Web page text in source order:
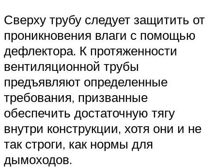
Сверху трубу следует защитить от
проникновения влаги с помощью
дефлектора. К протяженности
вентиляционной трубы
предъявляют определенные
требования, призванные
обеспечить достаточную тягу
внутри конструкции, хотя они и не
так строги, как нормы для
дымоходов.